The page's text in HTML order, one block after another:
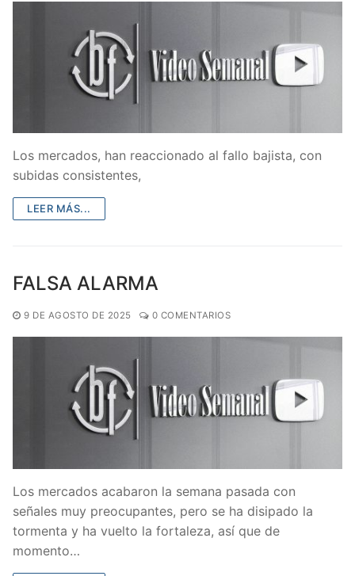
Los mercados, han reaccionado al fallo bajista, con
subidas consistentes,
LEER MÁS...
FALSA ALARMA
9 DE AGOSTO DE 2025 0 COMENTARIOS
Los mercados acabaron la semana pasada con
señales muy preocupantes, pero se ha disipado la
tormenta y ha vuelto la fortaleza, así que de
momento…